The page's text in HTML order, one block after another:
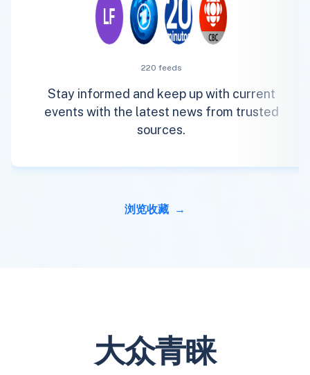
220 feeds
Stay informed and keep up with current
events with the latest news from trusted
sources.
浏览收藏
大众青睐